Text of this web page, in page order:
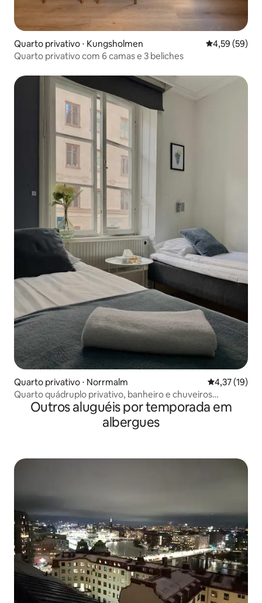
Quarto privativo ⋅ Kungsholmen 4,59 de uma
4,59 (59)
Quarto privativo com 6 camas e 3 beliches
Quarto privativo ⋅ Norrmalm 4,37 de uma
4,37 (19)
Quarto quádruplo privativo, banheiro e chuveiros
compartilhados
Outros aluguéis por temporada em
albergues